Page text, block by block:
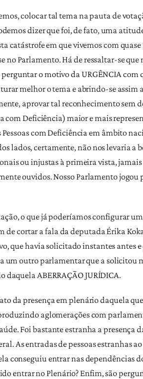
colocar tal tema na pauta de
dizer que foi, de fato, uma
catástrofe em que vivemos com
Parlamento. Há de ressaltar-se que
o motivo da URGÊNCIA com
melhor o tema e abrindo-se
aprovar tal reconhecimento sem
com Deficiência) maior e mais
com Deficiência em âmbito
lados, certamente, não nos levaria a
ou injustas à primeira vista,
ouvidos. Nosso Parlamento jogou
o que já poderíamos configurar
de cortar a fala da deputada Érika
que havia solicitado instantes antes
um outro parlamentar que a solicitou
ABERRAÇÃO JURÍDICA.
da presença em plenário daquela
aglomerações com
Foi bastante estranha a presença
As entradas de pessoas estranhas ao
conseguiu entrar nas dependências
entrar no Plenário? Enfim, são